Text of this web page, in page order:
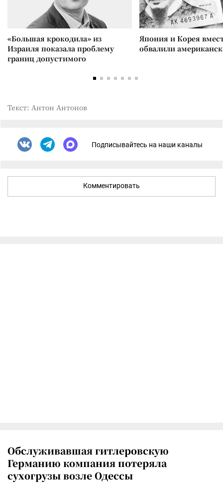
«Большая крокодила» из
Израиля показала проблему
границ допустимого
Япония и Корея
обвалили
Текст: Антон Антонов
Подписывайтесь на наши каналы
Комментировать
Обслуживавшая гитлеровскую
Германию компания потеряла
сухогрузы возле Одессы